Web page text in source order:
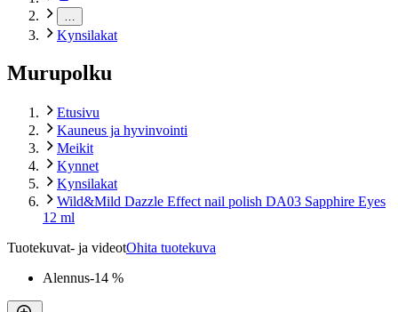
Kynsilakat
Murupolku
Etusivu
Kauneus ja hyvinvointi
Meikit
Kynnet
Kynsilakat
Wild&Mild Dazzle Effect nail polish DA03 Sapphire Eyes
12 ml
Tuotekuvat- ja videotOhita tuotekuva
Alennus-14 %